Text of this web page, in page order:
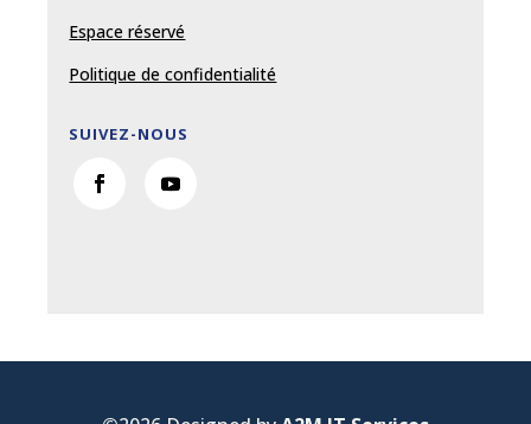
Espace réservé
Politique de confidentialité
SUIVEZ-NOUS